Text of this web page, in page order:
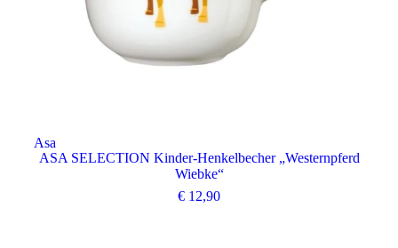
Asa
ASA SELECTION Kinder-Henkelbecher „Westernpferd
Wiebke“
€ 12,90